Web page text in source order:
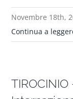
Novembre 18th,
Continua a